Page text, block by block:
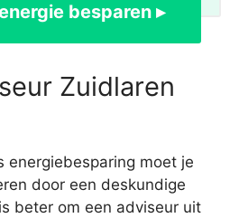
besparen ▸
Zuidlaren
energiebesparing moet je
door een deskundige
beter om een adviseur uit